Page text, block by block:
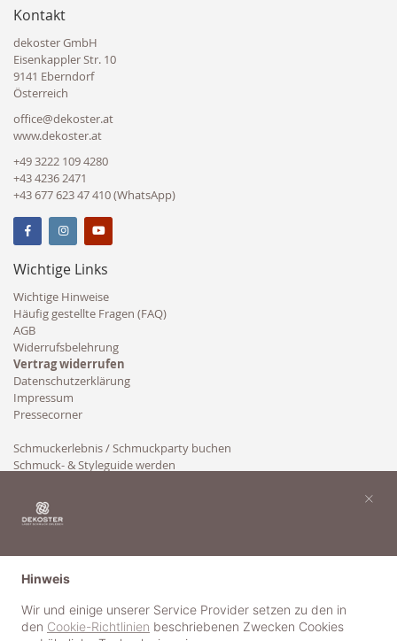
Kontakt
dekoster GmbH
Eisenkappler Str. 10
9141 Eberndorf
Österreich
office@dekoster.at
www.dekoster.at
+49 3222 109 4280
+43 4236 2471
+43 677 623 47 410 (WhatsApp)
Wichtige Links
Wichtige Hinweise
Häufig gestellte Fragen (FAQ)
AGB
Widerrufsbelehrung
Vertrag widerrufen
Datenschutzerklärung
Impressum
Pressecorner
Schmuckerlebnis / Schmuckparty buchen
Schmuck- & Styleguide werden
Hinweis
Wir und einige unserer Service Provider setzen zu den in
den Cookie-Richtlinien beschriebenen Zwecken Cookies
×